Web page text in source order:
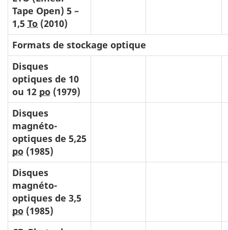
Tape Open) 5 –
1,5 To (2010)
Formats de stockage optique
Disques
optiques de 10
ou 12 po (1979)
Disques
magnéto-
optiques de 5,25
po (1985)
Disques
magnéto-
optiques de 3,5
po (1985)